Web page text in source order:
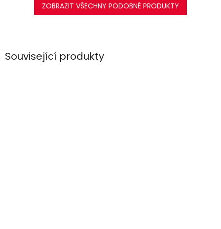
Související produkty
ZOBRAZIT VŠECHNY PODOBNÉ PRODUKTY